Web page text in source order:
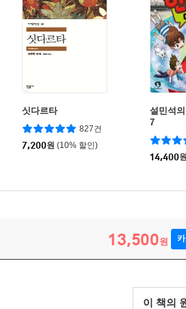
싯다르타
827건
7,200원 (10% 할인)
설민석
7
14,400원
13,500원
이 책의